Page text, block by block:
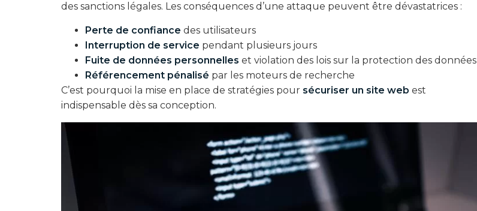
des sanctions légales. Les conséquences d’une attaque peuvent être dévastatrices :
Perte de confiance des utilisateurs
Interruption de service pendant plusieurs jours
Fuite de données personnelles et violation des lois sur la protection des données
Référencement pénalisé par les moteurs de recherche
C’est pourquoi la mise en place de stratégies pour sécuriser un site web est
indispensable dès sa conception.